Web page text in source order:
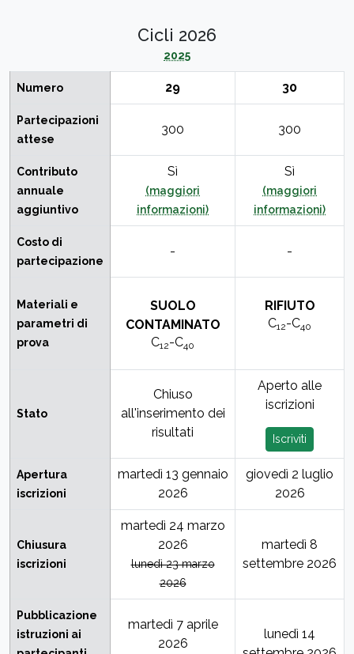
Cicli 2026
2025
Numero 29 30
Partecipazioni
attese
300 300
Contributo
annuale
aggiuntivo
Sì
(maggiori
informazioni)
Sì
(maggiori
informazioni)
Costo di
partecipazione
- -
Materiali e
parametri di
prova
SUOLO
CONTAMINATO
C12-C40
RIFIUTO
C12-C40
Stato
Chiuso
all'inserimento dei
risultati
Aperto alle
iscrizioni
Iscriviti
Apertura
iscrizioni
martedì 13 gennaio
2026
giovedì 2 luglio
2026
Chiusura
iscrizioni
martedì 24 marzo
2026
lunedì 23 marzo
2026
martedì 8
settembre 2026
Pubblicazione
istruzioni ai
martedì 7 aprile
2026
lunedì 14